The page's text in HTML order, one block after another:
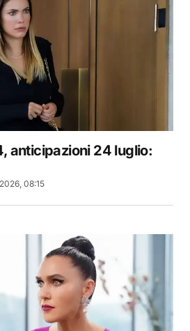
anticipazioni 24 luglio:
08:15